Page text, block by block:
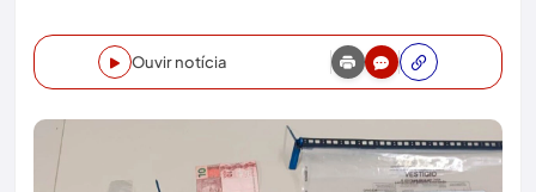
Ouvir notícia